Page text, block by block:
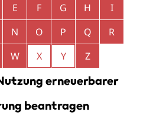
E F G H
I
N O P Q
R
W X Y Z
erneuerbarer
beantragen